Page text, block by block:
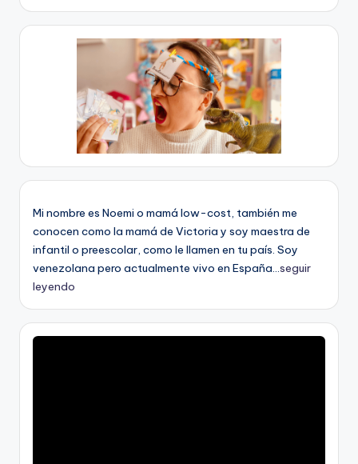
Mi nombre es Noemi o mamá low-cost, también me
conocen como la mamá de Victoria y soy maestra de
infantil o preescolar, como le llamen en tu país. Soy
venezolana pero actualmente vivo en España...seguir
leyendo